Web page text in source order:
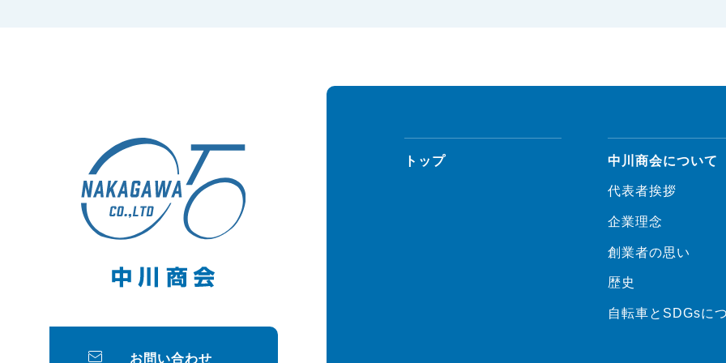
お問い合わせ
トップ 中川商会について
代表者挨拶
企業理念
創業者の思い
歴史
自転車とSDGsに